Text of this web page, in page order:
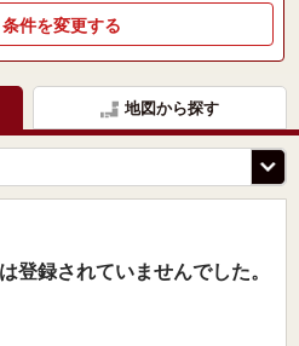
件を変更する
地図から探す
登録されていませんでした。